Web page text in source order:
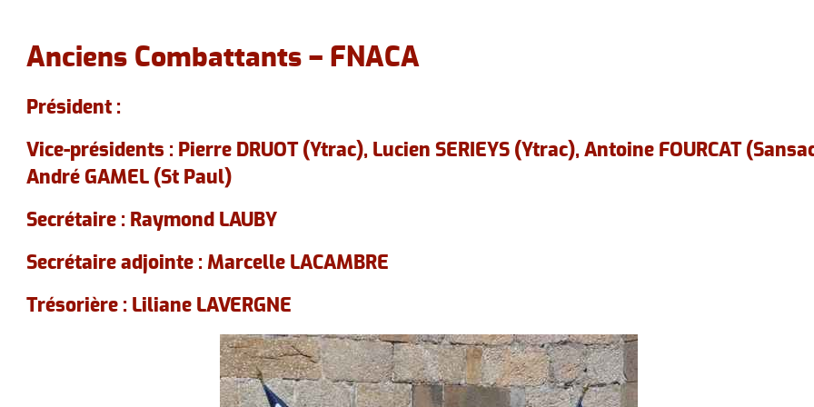
Le personnel communal
Anciens Combattants – FNACA
Président :
Vice-présidents : Pierre DRUOT (Ytrac), Lucien SERIEYS (Ytrac), Antoine FOURCAT
André GAMEL (St Paul)
Secrétaire : Raymond LAUBY
Secrétaire adjointe : Marcelle LACAMBRE
Trésorière : Liliane LAVERGNE